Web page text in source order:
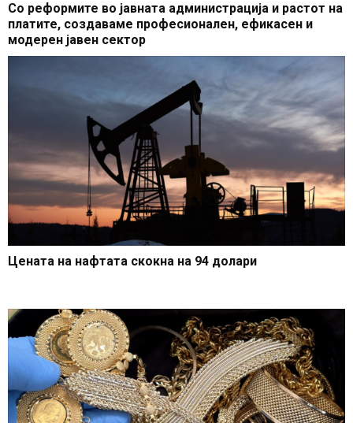
Со реформите во јавната администрација и растот на
платите, создаваме професионален, ефикасен и
модерен јавен сектор
Цената на нафтата скокна на 94 долари